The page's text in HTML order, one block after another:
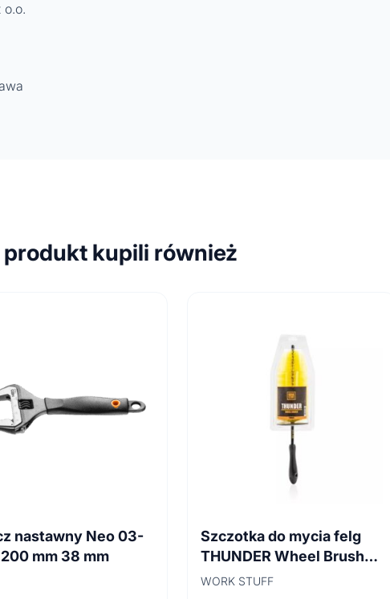
o.o.
kupili również
nastawny Neo 03-
mm 38 mm
Szczotka do mycia felg
THUNDER Wheel Brush
45cm
WORK STUFF